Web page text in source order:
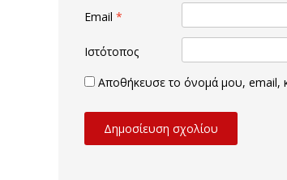
Email *
Ιστότοπος
Αποθήκευσε το όνομά μου, email,